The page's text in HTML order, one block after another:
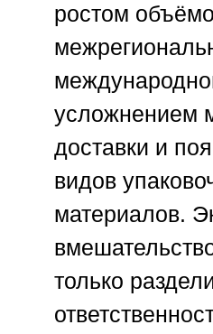
ростом
усложнением
доставки и
видов
материалов.
только